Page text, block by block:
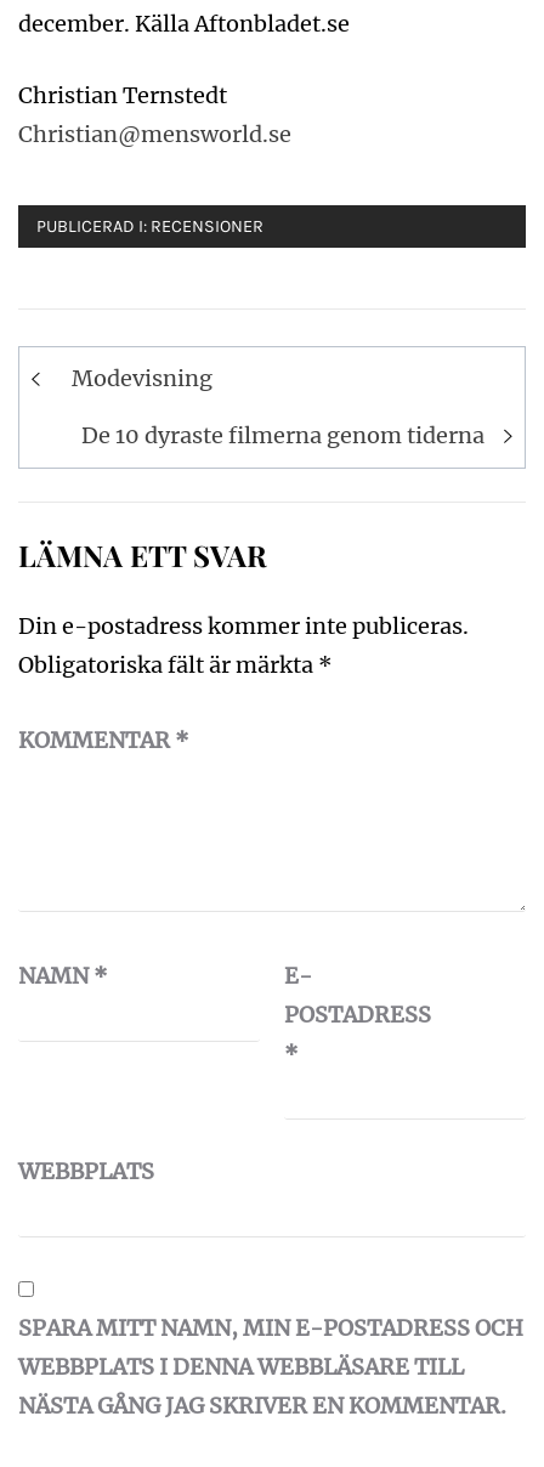
december. Källa Aftonbladet.se
Christian Ternstedt
Christian@mensworld.se
PUBLICERAD I: RECENSIONER
Inläggsnavigering
Modevisning
De 10 dyraste filmerna genom tiderna
LÄMNA ETT SVAR
Din e-postadress kommer inte publiceras.
Obligatoriska fält är märkta *
KOMMENTAR*
NAMN*
E-
POSTADRESS
*
WEBBPLATS
SPARA MITT NAMN, MIN E-POSTADRESS OCH
WEBBPLATS I DENNA WEBBLÄSARE TILL
NÄSTA GÅNG JAG SKRIVER EN KOMMENTAR.